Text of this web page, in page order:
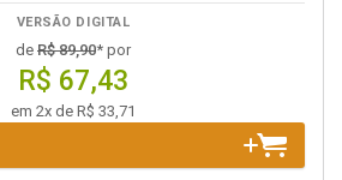
VERSÃO DIGITAL
de R$ 89,90* por
R$ 67,43
em 2x de R$ 33,71